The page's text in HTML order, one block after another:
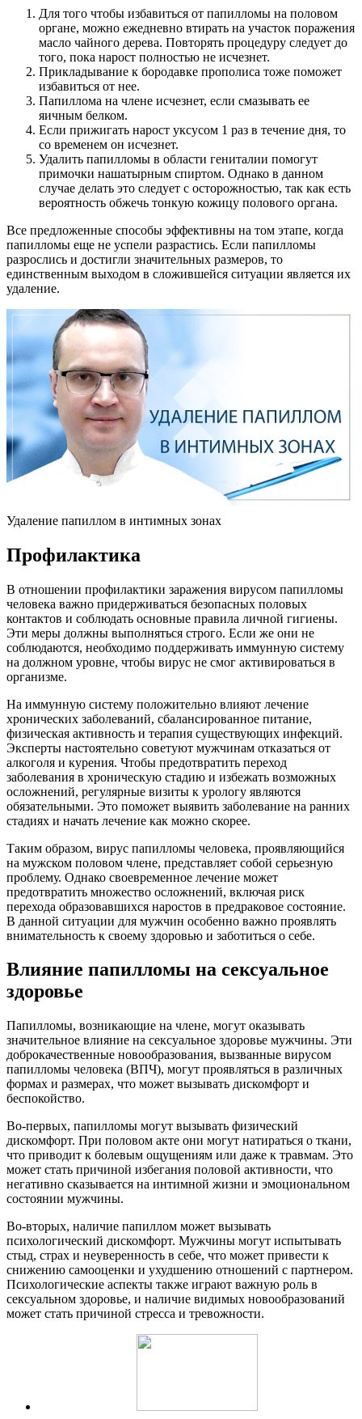
Для того чтобы избавиться от папилломы на половом
органе, можно ежедневно втирать на участок поражения
масло чайного дерева. Повторять процедуру следует до
того, пока нарост полностью не исчезнет.
Прикладывание к бородавке прополиса тоже поможет
избавиться от нее.
Папиллома на члене исчезнет, если смазывать ее
яичным белком.
Если прижигать нарост уксусом 1 раз в течение дня, то
со временем он исчезнет.
Удалить папилломы в области гениталии помогут
примочки нашатырным спиртом. Однако в данном
случае делать это следует с осторожностью, так как есть
вероятность обжечь тонкую кожицу полового органа.
Все предложенные способы эффективны на том этапе, когда
папилломы еще не успели разрастись. Если папилломы
разрослись и достигли значительных размеров, то
единственным выходом в сложившейся ситуации является их
удаление.
Удаление папиллом в интимных зонах
Профилактика
В отношении профилактики заражения вирусом папилломы
человека важно придерживаться безопасных половых
контактов и соблюдать основные правила личной гигиены.
Эти меры должны выполняться строго. Если же они не
соблюдаются, необходимо поддерживать иммунную систему
на должном уровне, чтобы вирус не смог активироваться в
организме.
На иммунную систему положительно влияют лечение
хронических заболеваний, сбалансированное питание,
физическая активность и терапия существующих инфекций.
Эксперты настоятельно советуют мужчинам отказаться от
алкоголя и курения. Чтобы предотвратить переход
заболевания в хроническую стадию и избежать возможных
осложнений, регулярные визиты к урологу являются
обязательными. Это поможет выявить заболевание на ранних
стадиях и начать лечение как можно скорее.
Таким образом, вирус папилломы человека, проявляющийся
на мужском половом члене, представляет собой серьезную
проблему. Однако своевременное лечение может
предотвратить множество осложнений, включая риск
перехода образовавшихся наростов в предраковое состояние.
В данной ситуации для мужчин особенно важно проявлять
внимательность к своему здоровью и заботиться о себе.
Влияние папилломы на сексуальное
здоровье
Папилломы, возникающие на члене, могут оказывать
значительное влияние на сексуальное здоровье мужчины. Эти
доброкачественные новообразования, вызванные вирусом
папилломы человека (ВПЧ), могут проявляться в различных
формах и размерах, что может вызывать дискомфорт и
беспокойство.
Во-первых, папилломы могут вызывать физический
дискомфорт. При половом акте они могут натираться о ткани,
что приводит к болевым ощущениям или даже к травмам. Это
может стать причиной избегания половой активности, что
негативно сказывается на интимной жизни и эмоциональном
состоянии мужчины.
Во-вторых, наличие папиллом может вызывать
психологический дискомфорт. Мужчины могут испытывать
стыд, страх и неуверенность в себе, что может привести к
снижению самооценки и ухудшению отношений с партнером.
Психологические аспекты также играют важную роль в
сексуальном здоровье, и наличие видимых новообразований
может стать причиной стресса и тревожности.